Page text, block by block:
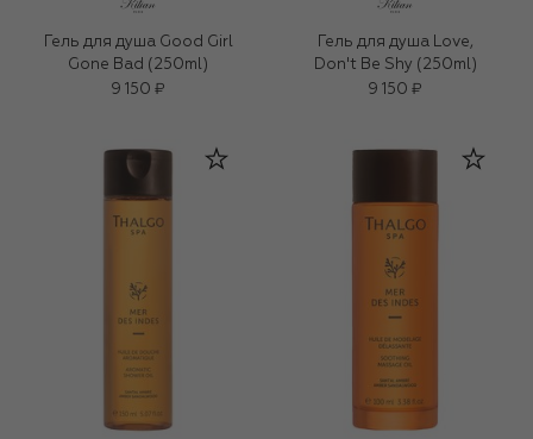
Гель для душа Good Girl
Gone Bad (250ml)
9 150 ₽
Гель для душа Love,
Don't Be Shy (250ml)
9 150 ₽